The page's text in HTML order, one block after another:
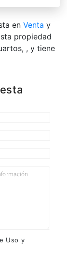
en Venta y
propiedad
, y tiene
Uso y